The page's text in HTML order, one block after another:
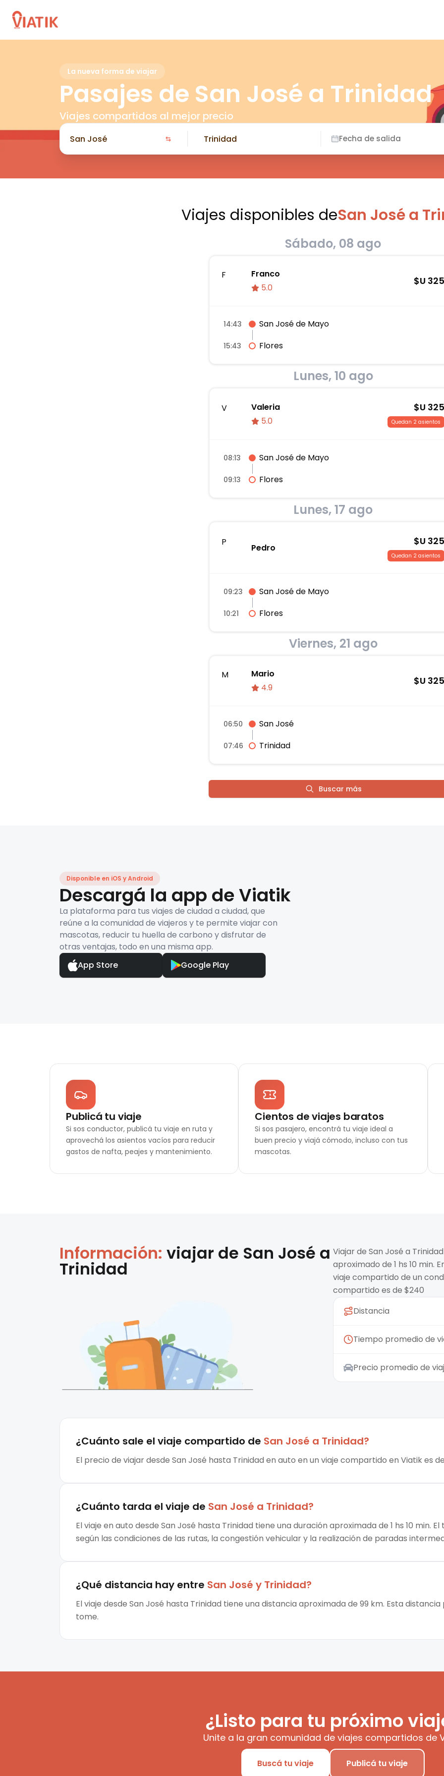
La nueva forma de viajar
Pasajes de San José a Trinidad
Viajes compartidos al mejor precio
Fecha de salida
Viajes disponibles deSan José a
Sábado, 08 ago
F
Franco
5.0
$U 325
14:43 San José de Mayo
15:43 Flores
Lunes, 10 ago
V
Valeria
5.0
$U 325
Quedan 2 asientos
08:13 San José de Mayo
09:13 Flores
Lunes, 17 ago
P
Pedro
$U 325
Quedan 2 asientos
09:23 San José de Mayo
10:21 Flores
Viernes, 21 ago
M
Mario
4.9
$U 325
06:50 San José
07:46 Trinidad
Buscar más
Disponible en iOS y Android
Descargá la app de Viatik
La plataforma para tus viajes de ciudad a ciudad, que
reúne a la comunidad de viajeros y te permite viajar con
mascotas, reducir tu huella de carbono y disfrutar de
otras ventajas, todo en una misma app.
App Store
Google Play
Publicá tu viaje
Si sos conductor, publicá tu viaje en ruta y
aprovechá los asientos vacíos para reducir
gastos de nafta, peajes y mantenimiento.
Cientos de viajes baratos
Si sos pasajero, encontrá tu viaje ideal a
buen precio y viajá cómodo, incluso con tus
mascotas.
Información: viajar de San José a
Trinidad
Viajar de San José a
aproximado de 1 hs 10 min.
viaje compartido de un
compartido es de $240
Distancia
Tiempo promedio de
Precio promedio de
¿Cuánto sale el viaje compartido de San José a Trinidad?
El precio de viajar desde San José hasta Trinidad en auto en un viaje compartido en Viatik es
¿Cuánto tarda el viaje de San José a Trinidad?
El viaje en auto desde San José hasta Trinidad tiene una duración aproximada de 1 hs 10 min.
según las condiciones de las rutas, la congestión vehicular y la realización de paradas
¿Qué distancia hay entre San José y Trinidad?
El viaje desde San José hasta Trinidad tiene una distancia aproximada de 99 km. Esta
tome.
¿Listo para tu próximo
Unite a la gran comunidad de viajes compartidos de
Buscá tu viaje Publicá tu viaje